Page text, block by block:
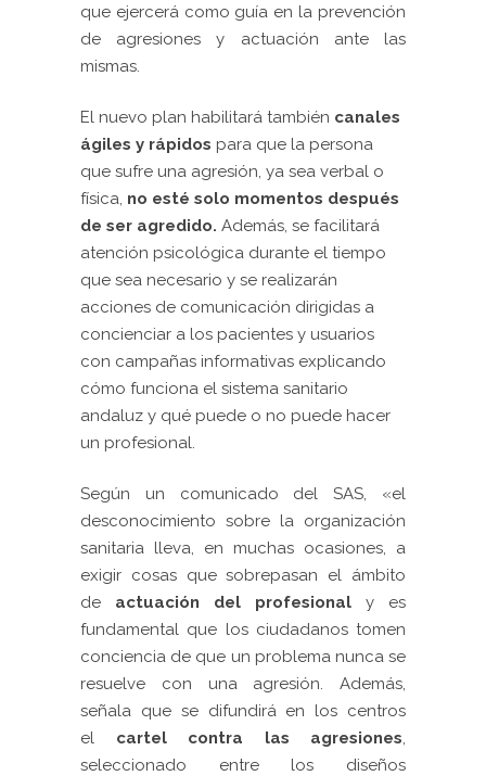
que ejercerá como guía en la prevención
de agresiones y actuación ante las
mismas.
El nuevo plan habilitará también canales
ágiles y rápidos para que la persona
que sufre una agresión, ya sea verbal o
física, no esté solo momentos después
de ser agredido. Además, se facilitará
atención psicológica durante el tiempo
que sea necesario y se realizarán
acciones de comunicación dirigidas a
concienciar a los pacientes y usuarios
con campañas informativas explicando
cómo funciona el sistema sanitario
andaluz y qué puede o no puede hacer
un profesional.
Según un comunicado del SAS, «el
desconocimiento sobre la organización
sanitaria lleva, en muchas ocasiones, a
exigir cosas que sobrepasan el ámbito
de actuación del profesional y es
fundamental que los ciudadanos tomen
conciencia de que un problema nunca se
resuelve con una agresión. Además,
señala que se difundirá en los centros
el cartel contra las agresiones
seleccionado entre los diseños